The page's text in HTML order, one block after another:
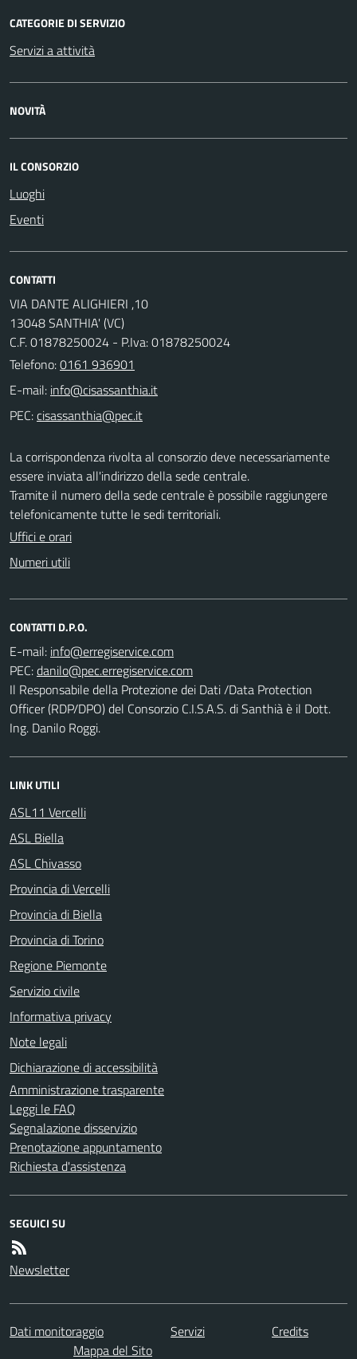
CATEGORIE DI SERVIZIO
Servizi a attività
NOVITÀ
IL CONSORZIO
Luoghi
Eventi
CONTATTI
VIA DANTE ALIGHIERI ,10
13048 SANTHIA' (VC)
C.F. 01878250024 - P.Iva: 01878250024
Telefono:0161 936901
E-mail:
PEC:
La corrispondenza rivolta al consorzio deve necessariamente
essere inviata all'indirizzo della sede centrale.
Tramite il numero della sede centrale è possibile raggiungere
telefonicamente tutte le sedi territoriali.
Uffici e orari
Numeri utili
CONTATTI D.P.O.
E-mail:
PEC:
Il Responsabile della Protezione dei Dati /Data Protection
Officer (RDP/DPO) del Consorzio C.I.S.A.S. di Santhià è il Dott.
Ing. Danilo Roggi.
LINK UTILI
ASL11 Vercelli
ASL Biella
ASL Chivasso
Provincia di Vercelli
Provincia di Biella
Provincia di Torino
Regione Piemonte
Servizio civile
Informativa privacy
Note legali
Dichiarazione di accessibilità
Amministrazione trasparente
Leggi le FAQ
Segnalazione disservizio
Prenotazione appuntamento
Richiesta d'assistenza
SEGUICI SU
Newsletter
Dati monitoraggio Servizi
Credits
Mappa del Sito